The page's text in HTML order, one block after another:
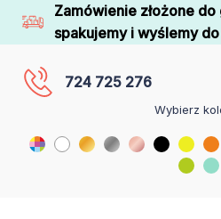
Zamówienie złożone
spakujemy i wyślemy
724 725 276
Wybierz